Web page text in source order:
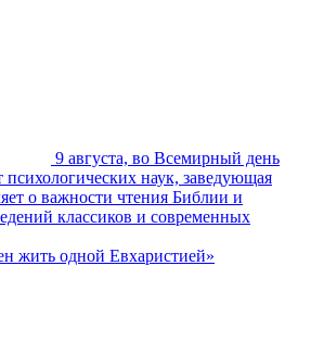
9 августа, во Всемирный день
наук, заведующая
о важности чтения Библии и
классиков и современных
жить одной Евхаристией»